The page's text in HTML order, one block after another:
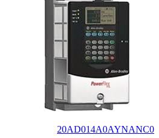
20AD014A0AYNANC0